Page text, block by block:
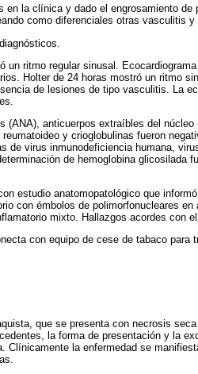
en la clínica y dado el engrosamiento
como diferenciales otras vasculitis y
un ritmo regular sinusal.
Holter de 24 horas mostró un ritmo
de lesiones de tipo vasculitis. La
(ANA), anticuerpos extraíbles del
y crioglobulinas fueron
de virus inmunodeficiencia humana,
de hemoglobina glicosilada
estudio anatomopatológico que
con émbolos de polimorfonucleares
mixto. Hallazgos acordes con
con equipo de cese de tabaco
que se presenta con necrosis
la forma de presentación y la
Clínicamente la enfermedad se